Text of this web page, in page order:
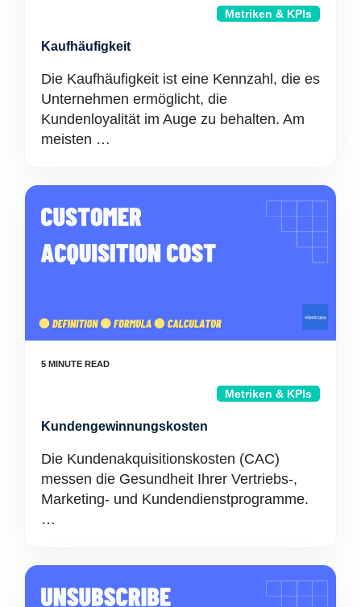
Metriken & KPIs
Kaufhäufigkeit
Die Kaufhäufigkeit ist eine Kennzahl, die es
Unternehmen ermöglicht, die
Kundenloyalität im Auge zu behalten. Am
meisten …
Metriken & KPIs
Kundengewinnungskosten
Die Kundenakquisitionskosten (CAC)
messen die Gesundheit Ihrer Vertriebs-,
Marketing- und Kundendienstprogramme.
…